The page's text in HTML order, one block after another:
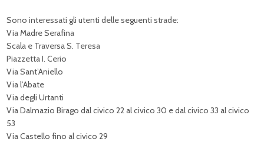
Sono interessati gli utenti delle seguenti strade:
Via Madre Serafina
Scala e Traversa S. Teresa
Piazzetta I. Cerio
Via Sant’Aniello
Via l’Abate
Via degli Urtanti
Via Dalmazio Birago dal civico 22 al civico 30 e dal civico 33 al civico
53
Via Castello fino al civico 29